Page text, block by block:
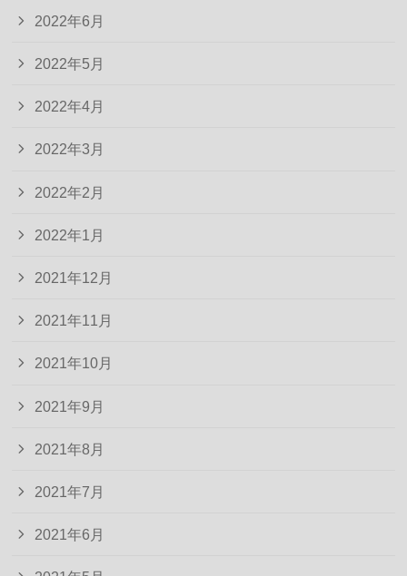
2022年6月
2022年5月
2022年4月
2022年3月
2022年2月
2022年1月
2021年12月
2021年11月
2021年10月
2021年9月
2021年8月
2021年7月
2021年6月